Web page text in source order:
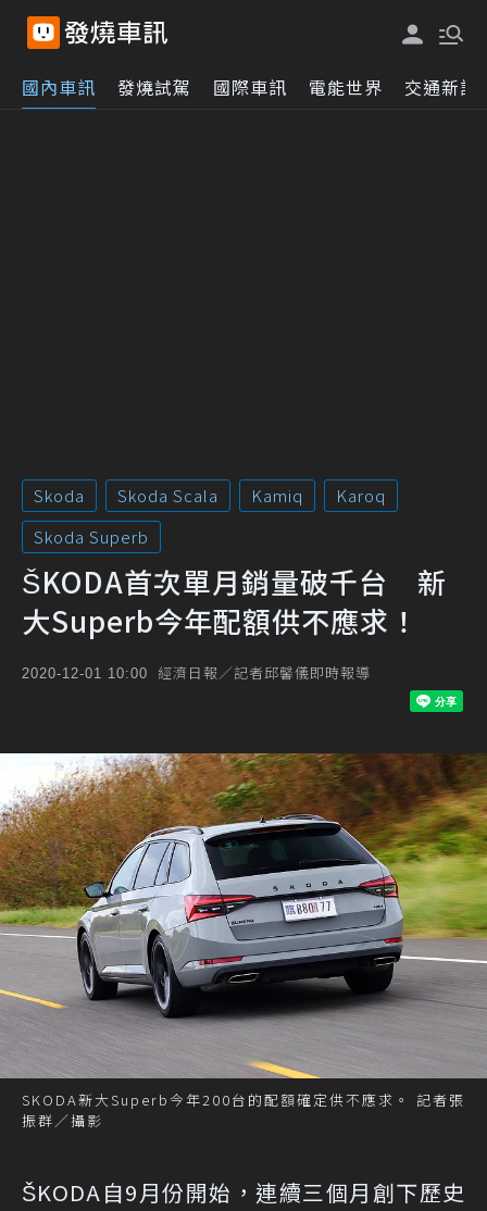
國內車訊 發燒試駕 國際車訊 電能世界 交通新訊
Skoda Skoda Scala Kamiq
Karoq
Skoda Superb
ŠKODA首次單月銷量破千台 新
大Superb今年配額供不應求！
2020-12-01 10:00 經濟日報／記者邱馨儀即時報導
SKODA新大Superb今年200台的配額確定供不應求。 記者張
振群／攝影
ŠKODA自9月份開始，連續三個月創下歷史